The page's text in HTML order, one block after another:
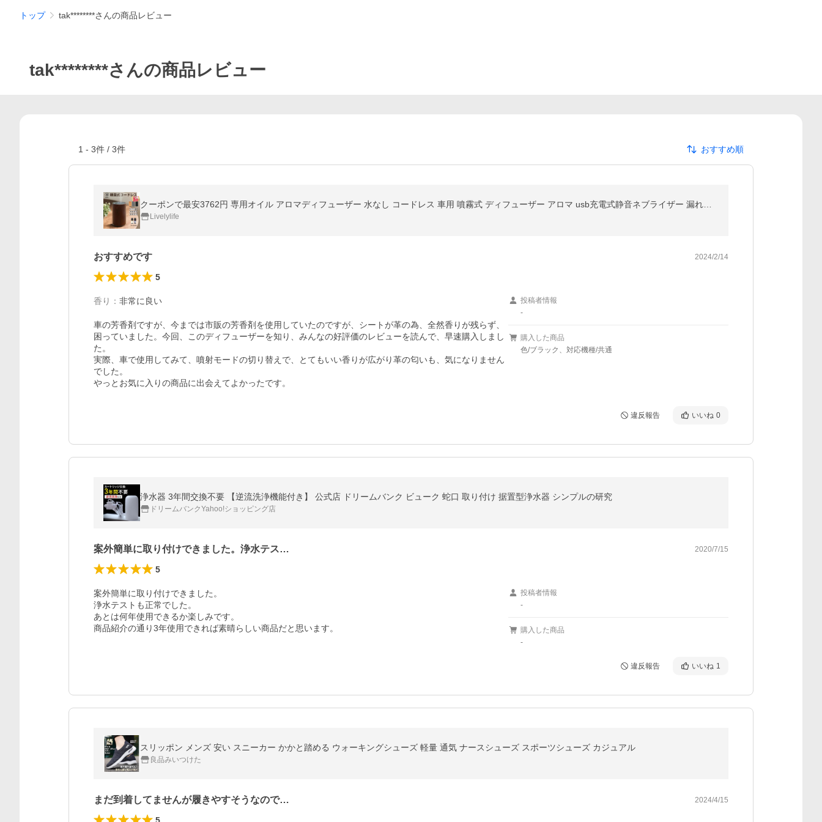
トップ tak********さんの商品レビュー
tak********さんの商品レビュー
1 - 3件 / 3件 おすすめ順
Livelylife
おすすめです 2024/2/14
5
香り ： 非常に良い
車の芳香剤ですが、今までは市販の芳香剤を使用していたのですが、シートが革の為、全然香りが残らず、
困っていました。今回、このディフューザーを知り、みんなの好評価のレビューを読んで、早速購入しまし
た。
実際、車で使用してみて、噴射モードの切り替えで、とてもいい香りが広がり革の匂いも、気になりません
でした。
やっとお気に入りの商品に出会えてよかったです。
投稿者情報
-
購入した商品
色/ブラック、対応機種/共通
違反報告 いいね 0
浄水器 3年間交換不要 【逆流洗浄機能付き】 公式店 ドリームバンク ビューク 蛇口 取り付け 据置型浄水器 シンプルの研究
ドリームバンクYahoo!ショッピング店
案外簡単に取り付けできました。浄水テス… 2020/7/15
5
案外簡単に取り付けできました。
浄水テストも正常でした。
あとは何年使用できるか楽しみです。
商品紹介の通り3年使用できれば素晴らしい商品だと思います。
投稿者情報
-
購入した商品
-
違反報告 いいね 1
スリッポン メンズ 安い スニーカー かかと踏める ウォーキングシューズ 軽量 通気 ナースシューズ スポーツシューズ カジュアル
良品みいつけた
まだ到着してませんが履きやすそうなので… 2024/4/15
5